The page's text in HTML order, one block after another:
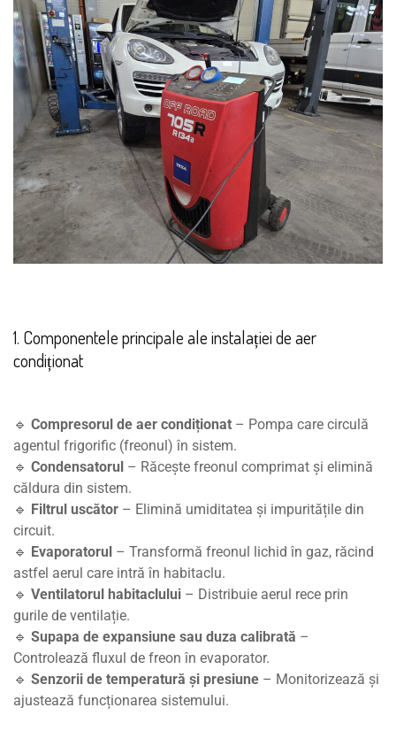
1. Componentele principale ale instalației de aer
condiționat
🔹 Compresorul de aer condiționat – Pompa care circulă
agentul frigorific (freonul) în sistem.
🔹 Condensatorul – Răcește freonul comprimat și elimină
căldura din sistem.
🔹 Filtrul uscător – Elimină umiditatea și impuritățile din
circuit.
🔹 Evaporatorul – Transformă freonul lichid în gaz, răcind
astfel aerul care intră în habitaclu.
🔹 Ventilatorul habitaclului – Distribuie aerul rece prin
gurile de ventilație.
🔹 Supapa de expansiune sau duza calibrată –
Controlează fluxul de freon în evaporator.
🔹 Senzorii de temperatură și presiune – Monitorizează și
ajustează funcționarea sistemului.